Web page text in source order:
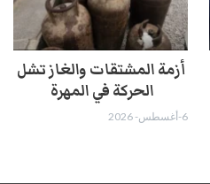
أزمة المشتقات والغاز تشل
الحركة في المهرة ​
6-أغسطس- 2026